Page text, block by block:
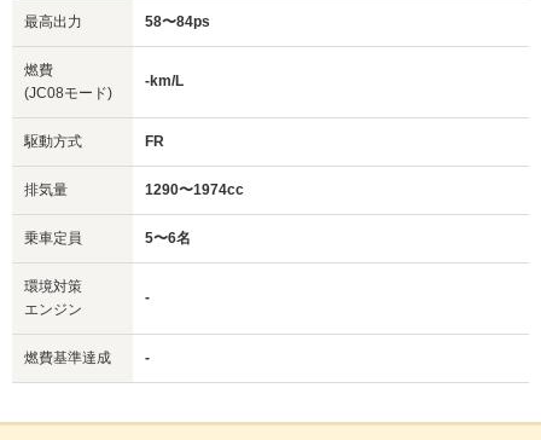
最高出力 58〜84ps
燃費
(JC08モード)
-km/L
駆動方式 FR
排気量 1290〜1974cc
乗車定員 5〜6名
環境対策
エンジン
-
燃費基準達成 -